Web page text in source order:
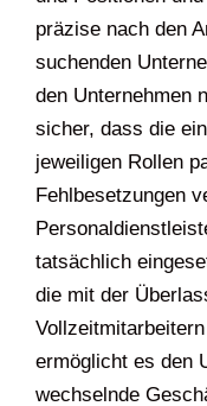
liegt in seiner
Personalauswahl.
über breite
Branchen und
Kandidaten
Kulturen der
Dies spart den
sondern stellt
Kandidaten gut zu
wodurch das
verringert wird.